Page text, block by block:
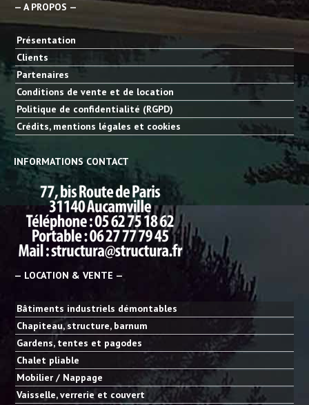
— A PROPOS —
Présentation
Clients
Partenaires
Conditions de vente et de location
Politique de confidentialité (RGPD)
Crédits, mentions légales et cookies
INFORMATIONS CONTACT
— LOCATION & VENTE —
Bâtiments industriels démontables
Chapiteau, structure, barnum
Gardens, tentes et pagodes
Chalet pliable
Mobilier / Nappage
Vaisselle, verrerie et couvert